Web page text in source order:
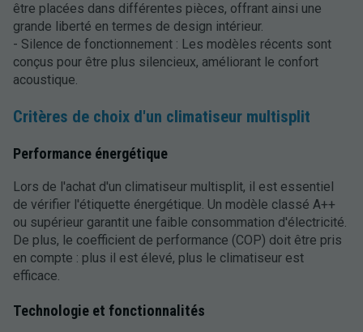
être placées dans différentes pièces, offrant ainsi une
grande liberté en termes de design intérieur.
- Silence de fonctionnement : Les modèles récents sont
conçus pour être plus silencieux, améliorant le confort
acoustique.
Critères de choix d'un climatiseur multisplit
Performance énergétique
Lors de l'achat d'un climatiseur multisplit, il est essentiel
de vérifier l'étiquette énergétique. Un modèle classé A++
ou supérieur garantit une faible consommation d'électricité.
De plus, le coefficient de performance (COP) doit être pris
en compte : plus il est élevé, plus le climatiseur est
efficace.
Technologie et fonctionnalités